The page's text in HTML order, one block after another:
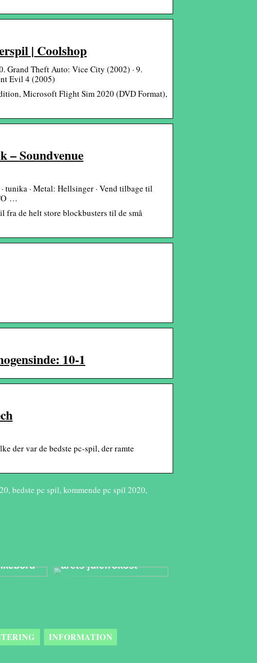
| Coolshop
Grand Theft Auto: Vice City (2002) · 9.
Evil 4 (2005)
Microsoft Flight Sim 2020 (DVD Format),
– Soundvenue
tunika · Metal: Hellsinger · Vend tilbage til
…
de helt store blockbusters til de små
10-1
der var de bedste pc-spil, der ramte
bedste pc spil, kommende pc spil 2020,
årets julefrokost
INFORMATION